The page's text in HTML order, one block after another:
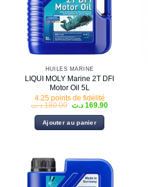
HUILES MARINE
LIQUI MOLY Marine 2T DFI
Motor Oil 5L
4.25 points de fidélité
180.00 د.ت
Le
initial
était :
169.90 د.ت
Le
Ajouter au panier